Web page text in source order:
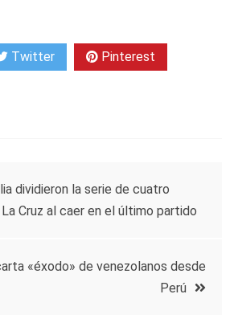
Twitter Pinterest
dividieron la serie de cuatro
Cruz al caer en el último partido
«éxodo» de venezolanos desde
Perú